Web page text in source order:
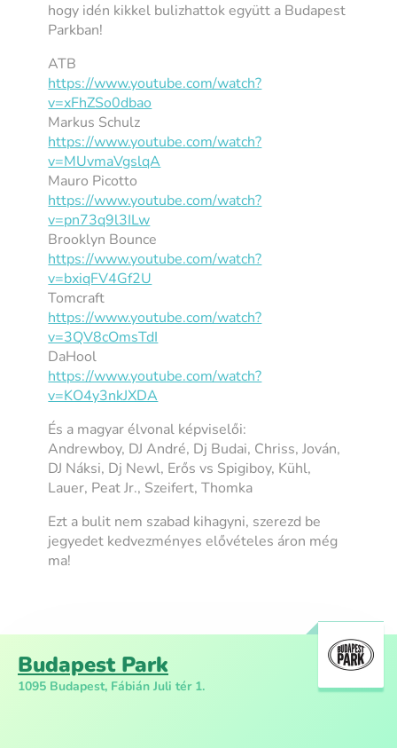
hogy idén kikkel bulizhattok együtt a Budapest
Parkban!
ATB
https://www.youtube.com/watch?
v=xFhZSo0dbao
Markus Schulz
https://www.youtube.com/watch?
v=MUvmaVgslqA
Mauro Picotto
https://www.youtube.com/watch?
v=pn73q9l3ILw
Brooklyn Bounce
https://www.youtube.com/watch?
v=bxiqFV4Gf2U
Tomcraft
https://www.youtube.com/watch?
v=3QV8cOmsTdI
DaHool
https://www.youtube.com/watch?
v=KO4y3nkJXDA
És a magyar élvonal képviselői:
Andrewboy, DJ André, Dj Budai, Chriss, Jován,
DJ Náksi, Dj Newl, Erős vs Spigiboy, Kühl,
Lauer, Peat Jr., Szeifert, Thomka
Ezt a bulit nem szabad kihagyni, szerezd be
jegyedet kedvezményes elővételes áron még
ma!
Budapest Park
1095 Budapest, Fábián Juli tér 1.